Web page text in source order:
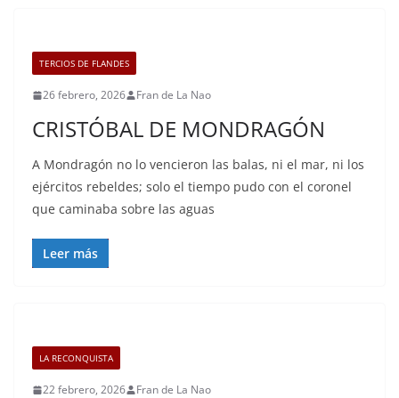
TERCIOS DE FLANDES
26 febrero, 2026 Fran de La Nao
CRISTÓBAL DE MONDRAGÓN
A Mondragón no lo vencieron las balas, ni el mar, ni los
ejércitos rebeldes; solo el tiempo pudo con el coronel
que caminaba sobre las aguas
Leer más
LA RECONQUISTA
22 febrero, 2026 Fran de La Nao